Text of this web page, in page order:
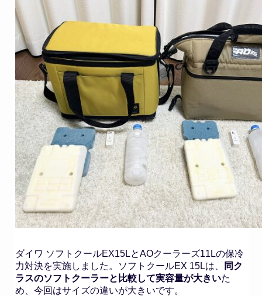
ダイワ ソフトクールEX15LとAOクーラーズ11Lの保冷
力対決を実施しました。ソフトクールEX 15Lは、
同ク
ラスのソフトクーラーと比較して実容量が大きいた
め、今回はサイズの違いが大きいです。